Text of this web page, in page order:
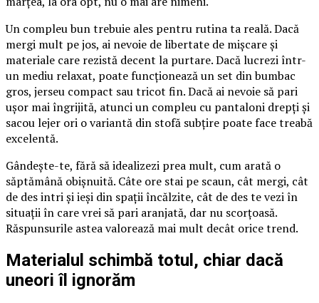
Un compleu bun trebuie ales pentru rutina ta reală. Dacă
mergi mult pe jos, ai nevoie de libertate de mișcare și
materiale care rezistă decent la purtare. Dacă lucrezi într-
un mediu relaxat, poate funcționează un set din bumbac
gros, jerseu compact sau tricot fin. Dacă ai nevoie să pari
ușor mai îngrijită, atunci un compleu cu pantaloni drepți și
sacou lejer ori o variantă din stofă subțire poate face treabă
excelentă.
Gândește-te, fără să idealizezi prea mult, cum arată o
săptămână obișnuită. Câte ore stai pe scaun, cât mergi, cât
de des intri și ieși din spații încălzite, cât de des te vezi în
situații în care vrei să pari aranjată, dar nu scorțoasă.
Răspunsurile astea valorează mai mult decât orice trend.
Materialul schimbă totul, chiar dacă
uneori îl ignorăm